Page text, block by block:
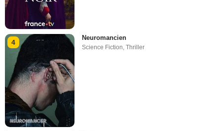
4
Neuromancien
Science Fiction,Thriller